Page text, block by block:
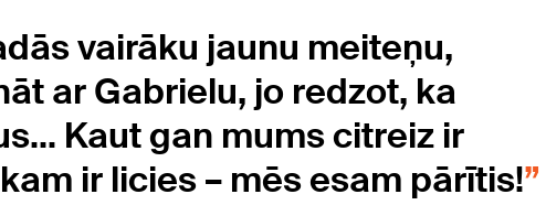
vairāku jaunu meiteņu,
ar Gabrielu, jo redzot, ka
Kaut gan mums citreiz ir
ir licies – mēs esam pārītis!